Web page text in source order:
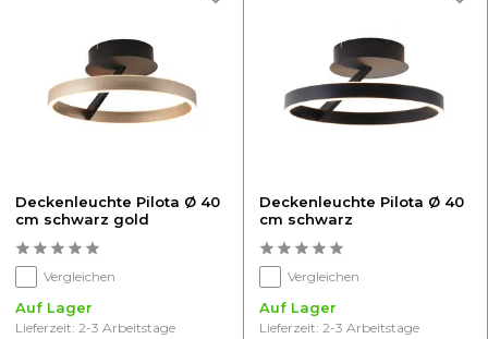
Deckenleuchte Pilota Ø 40
cm schwarz gold
Vergleichen
Auf Lager
Lieferzeit: 2-3 Arbeitstage
Deckenleuchte Pilota Ø 40
cm schwarz
Vergleichen
Auf Lager
Lieferzeit: 2-3 Arbeitstage